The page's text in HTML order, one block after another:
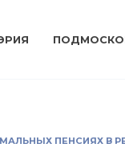
ПЕНСИЯХ В